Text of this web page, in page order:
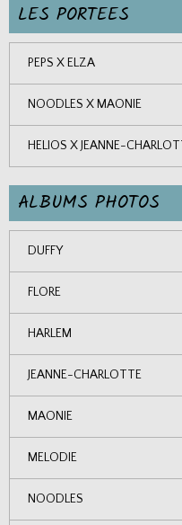
LES PORTEES
PEPS X ELZA
NOODLES X MAONIE
HELIOS X JEANNE-
ALBUMS PHOTOS
DUFFY
FLORE
HARLEM
JEANNE-CHARLOTTE
MAONIE
MELODIE
NOODLES